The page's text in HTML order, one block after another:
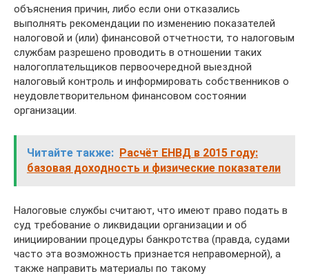
объяснения причин, либо если они отказались
выполнять рекомендации по изменению показателей
налоговой и (или) финансовой отчетности, то налоговым
службам разрешено проводить в отношении таких
налогоплательщиков первоочередной выездной
налоговый контроль и информировать собственников о
неудовлетворительном финансовом состоянии
организации.
Читайте также: Расчёт ЕНВД в 2015 году:
базовая доходность и физические показатели
Налоговые службы считают, что имеют право подать в
суд требование о ликвидации организации и об
инициировании процедуры банкротства (правда, судами
часто эта возможность признается неправомерной), а
также направить материалы по такому